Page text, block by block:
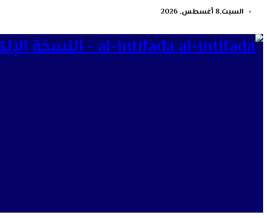
السبت,8 أغسطس, 2026
al-intifada - النسخة الإلكترونية لجريدة الانتفاضة